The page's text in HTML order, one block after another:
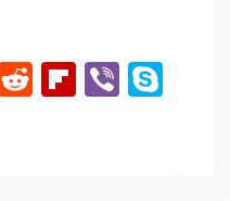
RedditFlipboard
Viber